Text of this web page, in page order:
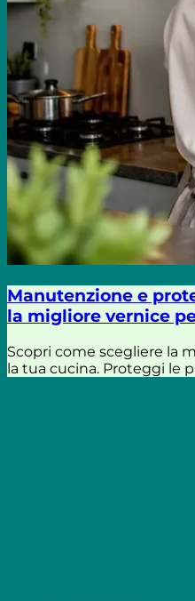
Manutenzione e
la migliore vernice
Scopri come scegliere la
la tua cucina. Proteggi le